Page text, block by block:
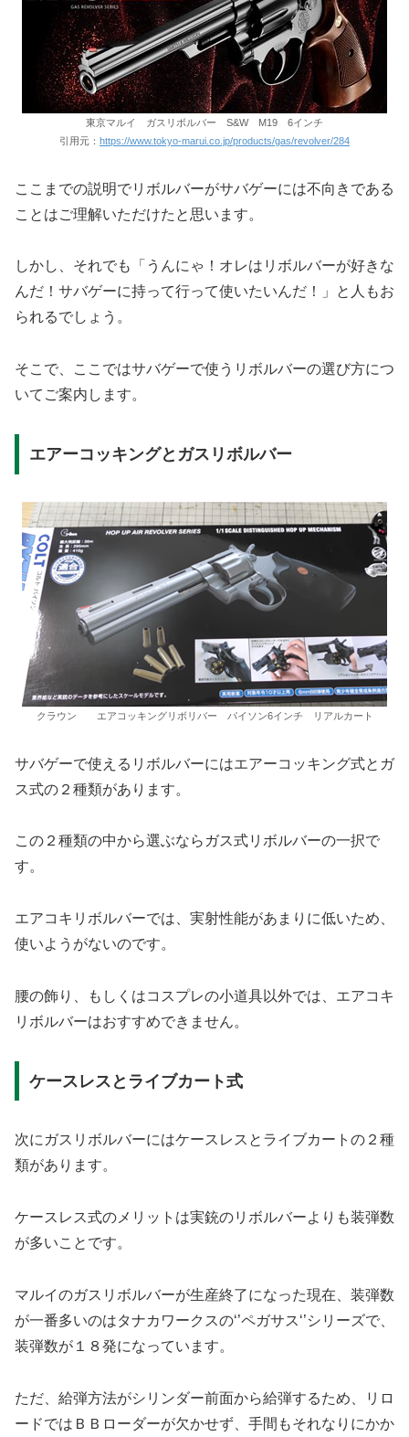
東京マルイ ガスリボルバー S&W M19 6インチ
引用元： https://www.tokyo-marui.co.jp/products/gas/revolver/284
ここまでの説明でリボルバーがサバゲーには不向きである
ことはご理解いただけたと思います。
しかし、それでも「うんにゃ！オレはリボルバーが好きな
んだ！サバゲーに持って行って使いたいんだ！」と人もお
られるでしょう。
そこで、ここではサバゲーで使うリボルバーの選び方につ
いてご案内します。
エアーコッキングとガスリボルバー
クラウン エアコッキングリボリバー パイソン6インチ リアルカート
サバゲーで使えるリボルバーにはエアーコッキング式とガ
ス式の２種類があります。
この２種類の中から選ぶならガス式リボルバーの一択で
す。
エアコキリボルバーでは、実射性能があまりに低いため、
使いようがないのです。
腰の飾り、もしくはコスプレの小道具以外では、エアコキ
リボルバーはおすすめできません。
ケースレスとライブカート式
次にガスリボルバーにはケースレスとライブカートの２種
類があります。
ケースレス式のメリットは実銃のリボルバーよりも装弾数
が多いことです。
マルイのガスリボルバーが生産終了になった現在、装弾数
が一番多いのはタナカワークスの‘’ペガサス‘’シリーズで、
装弾数が１８発になっています。
ただ、給弾方法がシリンダー前面から給弾するため、リロ
ードではＢＢローダーが欠かせず、手間もそれなりにかか